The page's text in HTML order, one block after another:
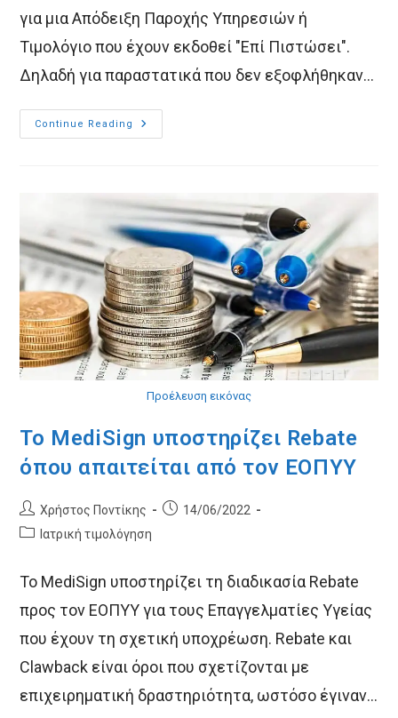
για μια Απόδειξη Παροχής Υπηρεσιών ή
Τιμολόγιο που έχουν εκδοθεί "Επί Πιστώσει".
Δηλαδή για παραστατικά που δεν εξοφλήθηκαν…
Continue Reading
Πώς
Να
Με
Το
MediSign
Προέλευση εικόνας
Το MediSign υποστηρίζει Rebate
όπου απαιτείται από τον ΕΟΠΥΥ
Post
author:
Χρήστος Ποντίκης
Post14/06/2022
PostΙατρική τιμολόγηση
Το MediSign υποστηρίζει τη διαδικασία Rebate
προς τον ΕΟΠΥΥ για τους Επαγγελματίες Υγείας
που έχουν τη σχετική υποχρέωση. Rebate και
Clawback είναι όροι που σχετίζονται με
επιχειρηματική δραστηριότητα, ωστόσο έγιναν…